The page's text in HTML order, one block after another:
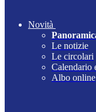
Novità
Le notizie
Le circolari
Calendario
Albo online